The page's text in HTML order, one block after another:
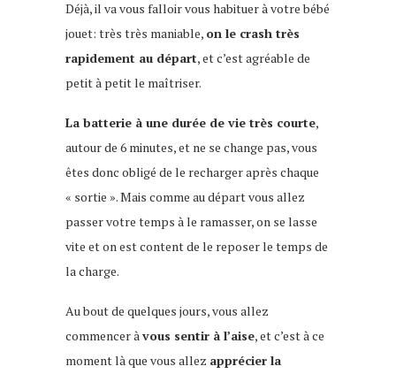
Déjà, il va vous falloir vous habituer à votre bébé
jouet: très très maniable, on le crash très
rapidement au départ, et c’est agréable de
petit à petit le maîtriser.
La batterie à une durée de vie très courte,
autour de 6 minutes, et ne se change pas, vous
êtes donc obligé de le recharger après chaque
« sortie ». Mais comme au départ vous allez
passer votre temps à le ramasser, on se lasse
vite et on est content de le reposer le temps de
la charge.
Au bout de quelques jours, vous allez
commencer à vous sentir à l’aise, et c’est à ce
moment là que vous allez apprécier la